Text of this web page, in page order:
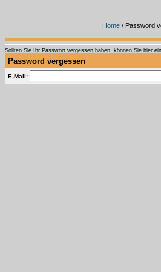
Home/ Password
Sollten Sie Ihr Passwort vergessen haben, können Sie hier
Password vergessen
E-Mail: